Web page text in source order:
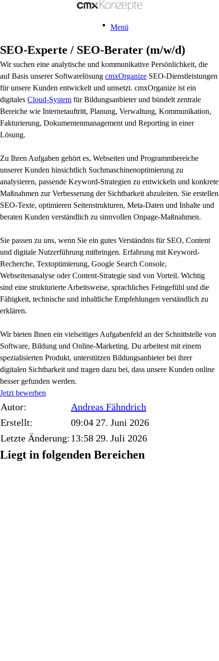
Menü
SEO-Experte / SEO-Berater (m/w/d)
Wir suchen eine analytische und kommunikative Persönlichkeit, die
auf Basis unserer Softwarelösung cmxOrganize SEO-Dienstleistungen
für unsere Kunden entwickelt und umsetzt. cmxOrganize ist ein
digitales Cloud-System für Bildungsanbieter und bündelt zentrale
Bereiche wie Internetauftritt, Planung, Verwaltung, Kommunikation,
Fakturierung, Dokumentenmanagement und Reporting in einer
Lösung.
Zu Ihren Aufgaben gehört es, Webseiten und Programmbereiche
unserer Kunden hinsichtlich Suchmaschinenoptimierung zu
analysieren, passende Keyword-Strategien zu entwickeln und konkrete
Maßnahmen zur Verbesserung der Sichtbarkeit abzuleiten. Sie erstellen
SEO-Texte, optimieren Seitenstrukturen, Meta-Daten und Inhalte und
beraten Kunden verständlich zu sinnvollen Onpage-Maßnahmen.
Sie passen zu uns, wenn Sie ein gutes Verständnis für SEO, Content
und digitale Nutzerführung mitbringen. Erfahrung mit Keyword-
Recherche, Textoptimierung, Google Search Console,
Webseitenanalyse oder Content-Strategie sind von Vorteil. Wichtig
sind eine strukturierte Arbeitsweise, sprachliches Feingefühl und die
Fähigkeit, technische und inhaltliche Empfehlungen verständlich zu
erklären.
Wir bieten Ihnen ein vielseitiges Aufgabenfeld an der Schnittstelle von
Software, Bildung und Online-Marketing. Du arbeitest mit einem
spezialisierten Produkt, unterstützen Bildungsanbieter bei ihrer
digitalen Sichtbarkeit und tragen dazu bei, dass unsere Kunden online
besser gefunden werden.
Jetzt bewerben
Autor: Andreas Fähndrich
Erstellt:
09:04 27. Juni 2026
Letzte Änderung: 13:58 29. Juli 2026
Liegt in folgenden Bereichen